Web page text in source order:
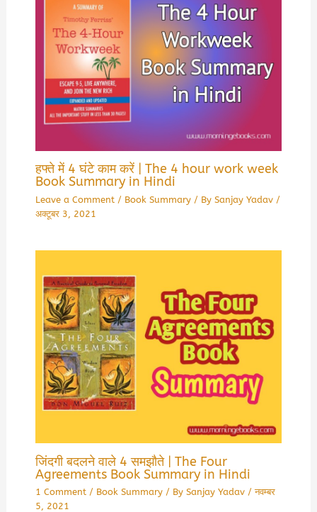
हफ्ते में 4 घंटे काम करें | The 4 hour work week
Book Summary in Hindi
Leave a Comment / Book Summary/ By Sanjay Yadav /
अक्टूबर 3, 2021
जिंदगी बदलने वाले 4 समझौते | The Four
Agreements Book Summary in Hindi
1 Comment / Book Summary/ By Sanjay Yadav /नवम्बर
5, 2021